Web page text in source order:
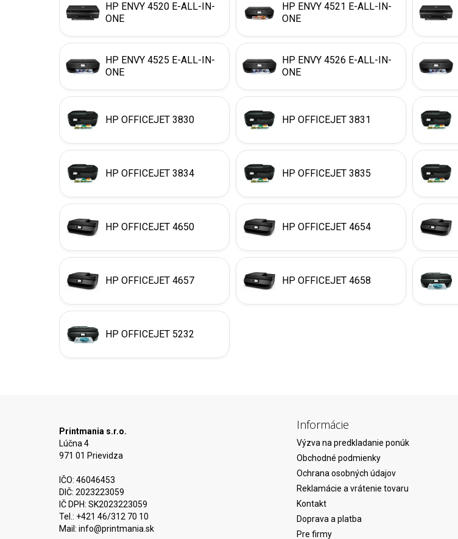
HP ENVY 4520 E-ALL-IN-
ONE
HP ENVY 4521 E-ALL-IN-
ONE
HP ENVY 4525 E-ALL-IN-
ONE
HP ENVY 4526 E-ALL-IN-
ONE
HP OFFICEJET 3830 HP OFFICEJET 3831
HP OFFICEJET 3834 HP OFFICEJET 3835
HP OFFICEJET 4650 HP OFFICEJET 4654
HP OFFICEJET 4657 HP OFFICEJET 4658
HP OFFICEJET 5232
Printmania s.r.o.
Lúčna 4
971 01 Prievidza
IČO: 46046453
DIČ: 2023223059
IČ DPH: SK2023223059
Tel.: +421 46/312 70 10
Mail: info@printmania.sk
Informácie
Výzva na predkladanie ponúk
Obchodné podmienky
Ochrana osobných údajov
Reklamácie a vrátenie tovaru
Kontakt
Doprava a platba
Pre firmy